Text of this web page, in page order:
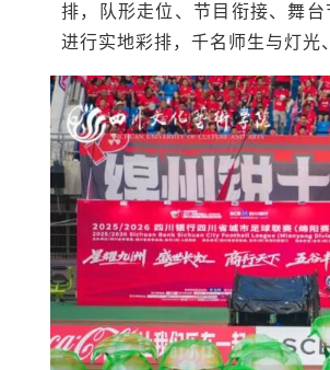
排，队形走位、节目衔接、舞
进行实地彩排，千名师生与灯